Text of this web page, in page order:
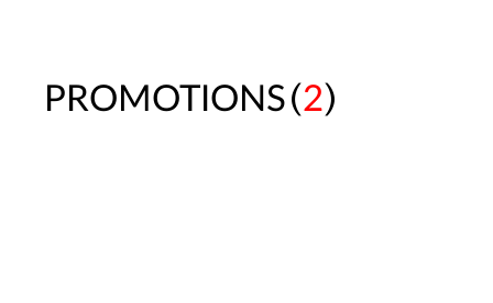
PROMOTIONS(2)